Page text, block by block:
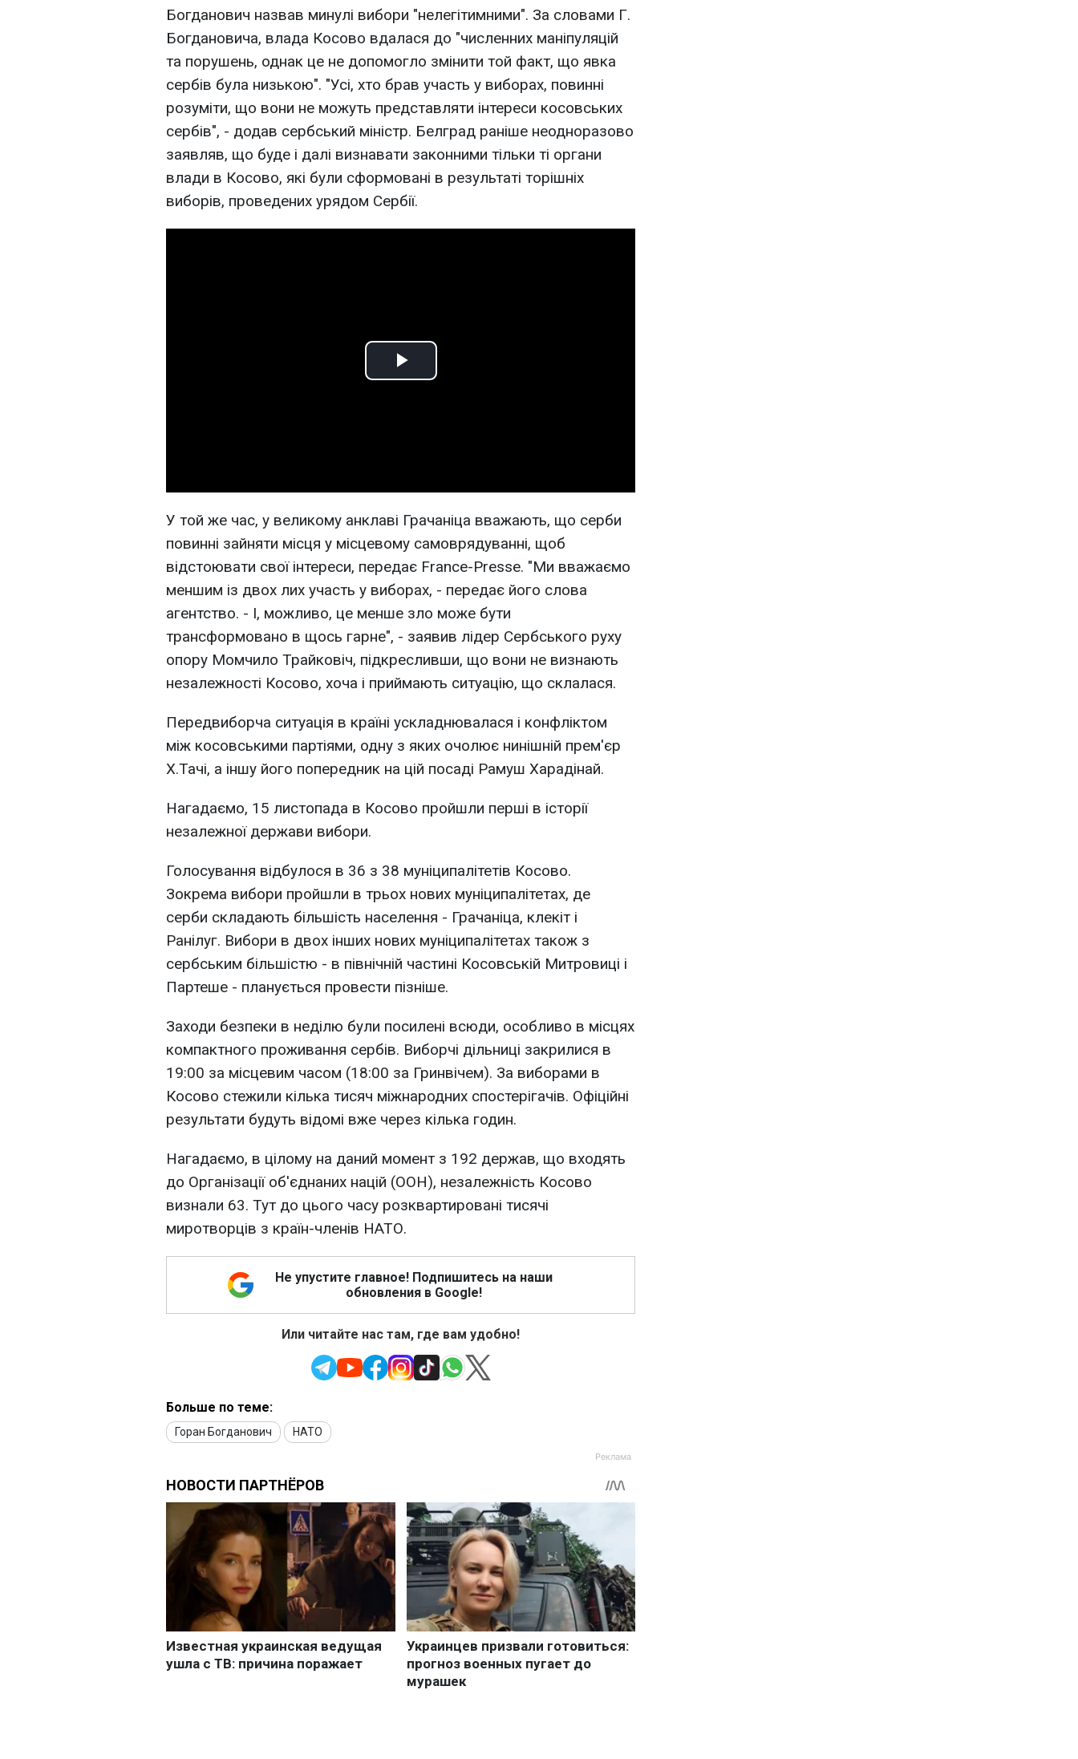
Богданович назвав минулі вибори "нелегітимними". За словами Г.
Богдановича, влада Косово вдалася до "численних маніпуляцій
та порушень, однак це не допомогло змінити той факт, що явка
сербів була низькою". "Усі, хто брав участь у виборах, повинні
розуміти, що вони не можуть представляти інтереси косовських
сербів", - додав сербський міністр. Белград раніше неодноразово
заявляв, що буде і далі визнавати законними тільки ті органи
влади в Косово, які були сформовані в результаті торішніх
виборів, проведених урядом Сербії.
Play
У той же час, у великому анклаві Грачаніца вважають, що серби
повинні зайняти місця у місцевому самоврядуванні, щоб
відстоювати свої інтереси, передає France-Presse. "Ми вважаємо
меншим із двох лих участь у виборах, - передає його слова
агентство. - І, можливо, це менше зло може бути
трансформовано в щось гарне", - заявив лідер Сербського руху
опору Момчило Трайковіч, підкресливши, що вони не визнають
незалежності Косово, хоча і приймають ситуацію, що склалася.
Передвиборча ситуація в країні ускладнювалася і конфліктом
між косовськими партіями, одну з яких очолює нинішній прем'єр
Х.Тачі, а іншу його попередник на цій посаді Рамуш Харадінай.
Нагадаємо, 15 листопада в Косово пройшли перші в історії
незалежної держави вибори.
Голосування відбулося в 36 з 38 муніципалітетів Косово.
Зокрема вибори пройшли в трьох нових муніципалітетах, де
серби складають більшість населення - Грачаніца, клекіт і
Ранілуг. Вибори в двох інших нових муніципалітетах також з
сербським більшістю - в північній частині Косовській Митровиці і
Партеше - планується провести пізніше.
Заходи безпеки в неділю були посилені всюди, особливо в місцях
компактного проживання сербів. Виборчі дільниці закрилися в
19:00 за місцевим часом (18:00 за Гринвічем). За виборами в
Косово стежили кілька тисяч міжнародних спостерігачів. Офіційні
результати будуть відомі вже через кілька годин.
Нагадаємо, в цілому на даний момент з 192 держав, що входять
до Організації об'єднаних націй (ООН), незалежність Косово
визнали 63. Тут до цього часу розквартировані тисячі
миротворців з країн-членів НАТО.
Не упустите главное! Подпишитесь на наши
обновления в Google!
Или читайте нас там, где вам удобно!
Больше по теме:
Горан Богданович НАТО